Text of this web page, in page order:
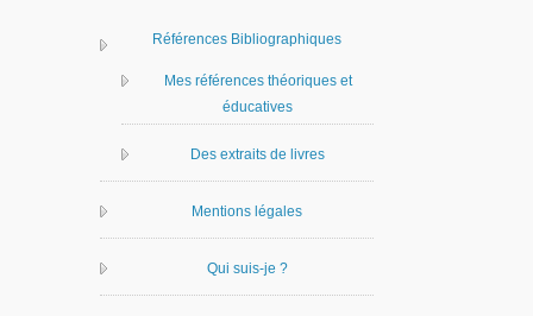
Références Bibliographiques
Mes références théoriques et
éducatives
Des extraits de livres
Mentions légales
Qui suis-je ?